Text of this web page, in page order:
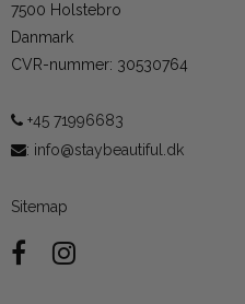
7500 Holstebro
Danmark
CVR-nummer: 30530764
+45 71996683
: info@staybeautiful.dk
Sitemap